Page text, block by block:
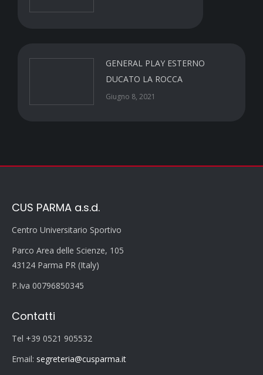
GENERAL PLAY ESTERNO
DUCATO LA ROCCA
Giugno 8, 2021
CUS PARMA a.s.d.
Centro Universitario Sportivo
Parco Area delle Scienze, 105
43124 Parma PR (Italy)
P.Iva 00796850345
Contatti
Tel +39 0521 905532
Email: segreteria@cusparma.it